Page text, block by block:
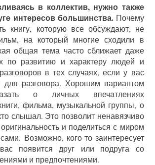
в коллектив, нужно также
интересов большинства.Почему
книгу, которую все обсуждают, не
на который многие сходили в
общая тема часто сближает даже
по развитию и характеру людей и
в тех случаях, если у вас
разговора. Хорошим вариантом
о личных впечатлениях
фильма, музыкальной группы, о
слышал. Это позволит ненавязчиво
и поделиться с миром
Возможно, кого-то заинтересует
появится друг или подруга со
и предпочтениями.